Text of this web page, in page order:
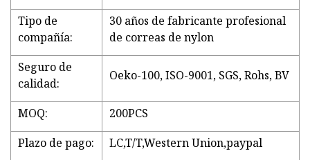
Tipo de
compañía:
30 años de fabricante profesional
de correas de nylon
Seguro de
calidad:
Oeko-100, ISO-9001, SGS, Rohs, BV
MOQ:
200PCS
Plazo de pago:
LC,T/T,Western Union,paypal